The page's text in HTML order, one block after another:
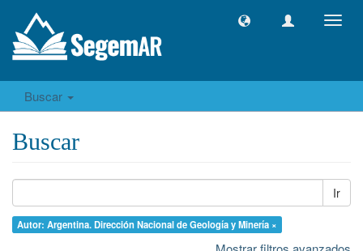
Buscar
Buscar
Ir
Autor: Argentina. Dirección Nacional de Geología y Minería ×